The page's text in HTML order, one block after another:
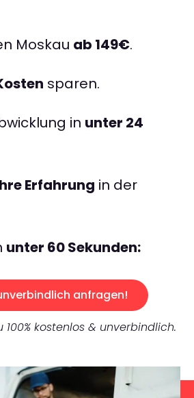
Moskau ab 149€.
sparen.
in unter 24
Erfahrung in der
unter 60 Sekunden:
anfragen!
kostenlos & unverbindlich.